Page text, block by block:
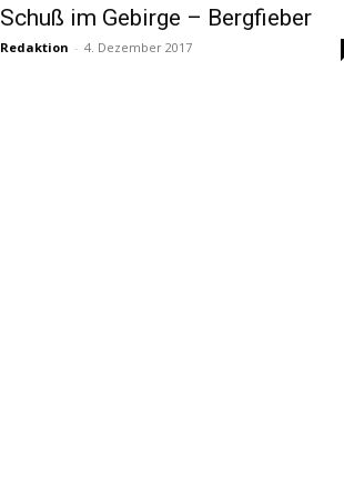
Schuß im Gebirge – Bergfieber
Redaktion - 4. Dezember 2017